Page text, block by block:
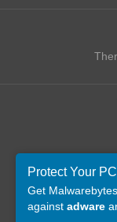
Protect Your
Get
against adware